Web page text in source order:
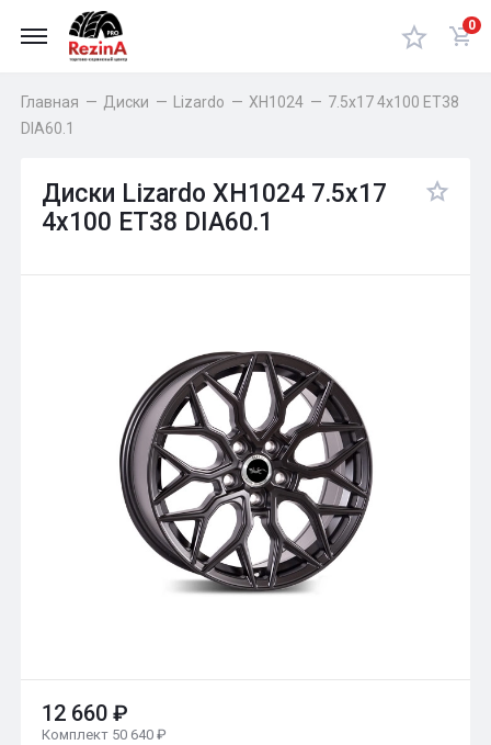
0
Главная — Диски — Lizardo — XH1024 — 7.5x17 4x100 ET38
DIA60.1
Диски Lizardo XH1024 7.5x17
4x100 ET38 DIA60.1
12 660 ₽
Комплект 50 640 ₽